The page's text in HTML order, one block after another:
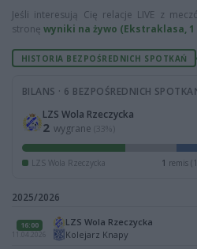
Jeśli interesują Cię relacje LIVE z
stronę wyniki na żywo (Ekstraklasa,
HISTORIA BEZPOŚREDNICH SPOTKAŃ
BILANS · 6 BEZPOŚREDNICH
LZS Wola Rzeczycka
2 wygrane (33%)
LZS Wola Rzeczycka 1 remis
2025/2026
16:00
11.04.2026
LZS Wola Rzeczycka
Kolejarz Knapy